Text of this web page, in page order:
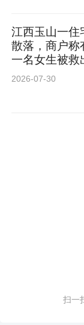
江西玉山一住
散落，商户称
一名女生被救
2026-07-30
扫一